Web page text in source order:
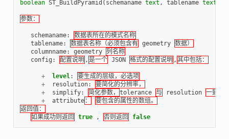
boolean ST_BuildPyramid ( schemaname text , tablename text
参数：
schemaname:
数据表所在的模式名称
tablename: 数据表名称（必须包含有 geometry 数据）
columnname: geometry 列名称
config : 配置说明 , 是一个 JSON 格式的配置说明 , 其中包括：
+ level:
要生成的层级，必选项
+
resolution:
要简化的分辨率，
+
simplify: 简化参数， tolerance 与 resolution 一致，
+
attribute ：
要包含的属性的数组。
返回值：
如果成功则返回
true , 否则返回 false